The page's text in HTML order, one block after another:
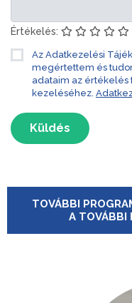
Értékelés:
Az Adatkezelési
megértettem és
adataim az
kezeléséhez.
Küldés
TOVÁBBI
A TOVÁBBI